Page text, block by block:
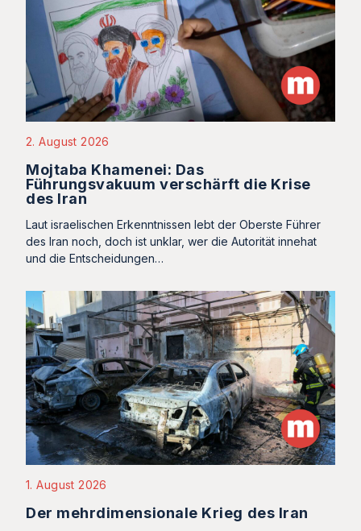
2. August 2026
Mojtaba Khamenei: Das
Führungsvakuum verschärft die Krise
des Iran
Laut israelischen Erkenntnissen lebt der Oberste Führer
des Iran noch, doch ist unklar, wer die Autorität innehat
und die Entscheidungen…
1. August 2026
Der mehrdimensionale Krieg des Iran